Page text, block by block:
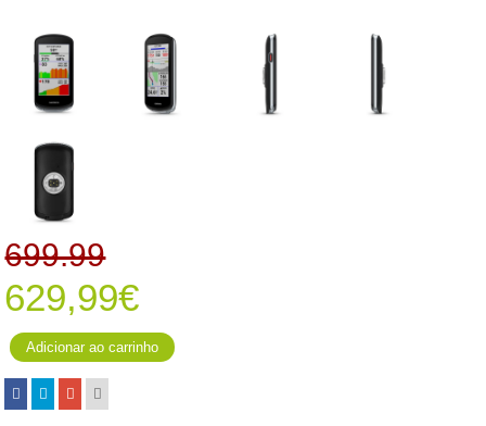
699.99
629,99€